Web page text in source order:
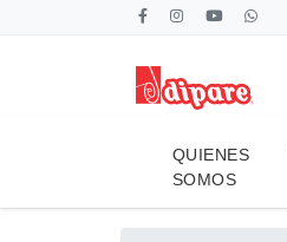
QUIENES
SOMOS